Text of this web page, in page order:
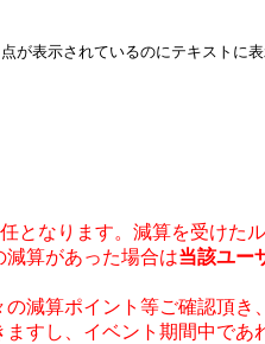
表示されているのにテキストに
なります。減算を受けた
算があった場合は当該ユー
減算ポイント等ご確認頂き
すし、イベント期間中で